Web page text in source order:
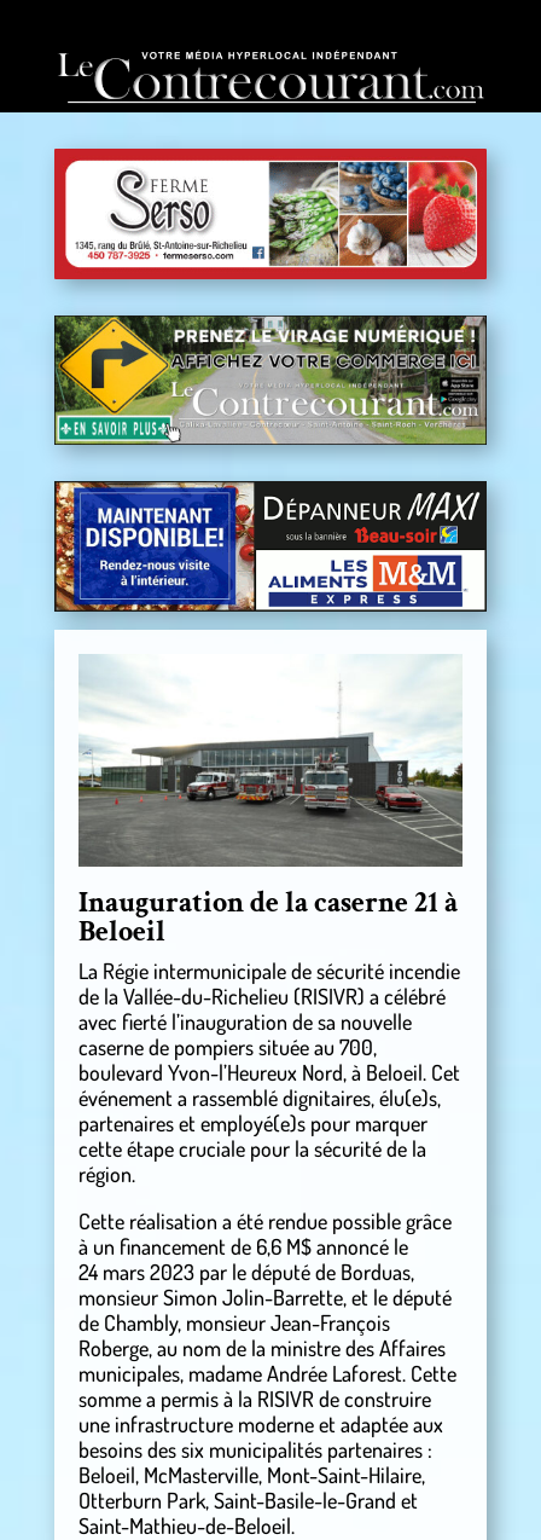
Inauguration de la caserne 21 à
Beloeil
La Régie intermunicipale de sécurité incendie
de la Vallée-du-Richelieu (RISIVR) a célébré
avec fierté l’inauguration de sa nouvelle
caserne de pompiers située au 700,
boulevard Yvon-l’Heureux Nord, à Beloeil. Cet
événement a rassemblé dignitaires, élu(e)s,
partenaires et employé(e)s pour marquer
cette étape cruciale pour la sécurité de la
région.
Cette réalisation a été rendue possible grâce
à un financement de 6,6 M$ annoncé le
24 mars 2023 par le député de Borduas,
monsieur Simon Jolin-Barrette, et le député
de Chambly, monsieur Jean-François
Roberge, au nom de la ministre des Affaires
municipales, madame Andrée Laforest. Cette
somme a permis à la RISIVR de construire
une infrastructure moderne et adaptée aux
besoins des six municipalités partenaires :
Beloeil, McMasterville, Mont-Saint-Hilaire,
Otterburn Park, Saint-Basile-le-Grand et
Saint-Mathieu-de-Beloeil.